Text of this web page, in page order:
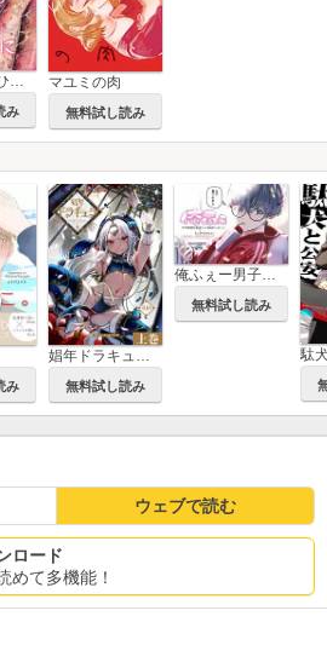
人魚の足とひきかえに
み
マユミの肉
無料試し読み
み
娼年ドラキュラ【白抜き版】
無料試し読み
俺ふぇー男子寮相部屋の塩対応くんと俺目線フェ○ごっこー【白消し版】
無料試し読み
駄
ウェブで読む
ロード
めて多機能！